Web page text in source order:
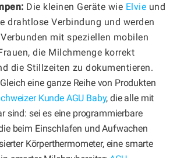
Die kleinen Geräte wie Elvie und
drahtlose Verbindung und werden
mit speziellen mobilen
die Milchmenge korrekt
die Stillzeiten zu dokumentieren.
eine ganze Reihe von Produkten
Kunde AGU Baby, die alle mit
sind: sei es eine programmierbare
beim Einschlafen und Aufwachen
Körperthermometer, eine smarte